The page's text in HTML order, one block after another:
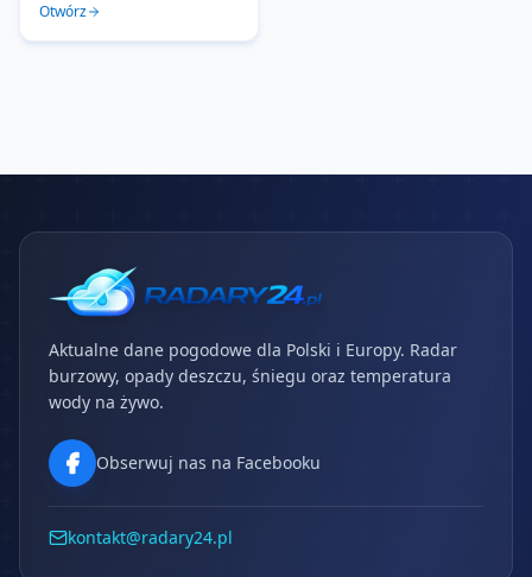
Otwórz
Aktualne dane pogodowe dla Polski i Europy. Radar
burzowy, opady deszczu, śniegu oraz temperatura
wody na żywo.
Obserwuj nas na Facebooku
kontakt@radary24.pl